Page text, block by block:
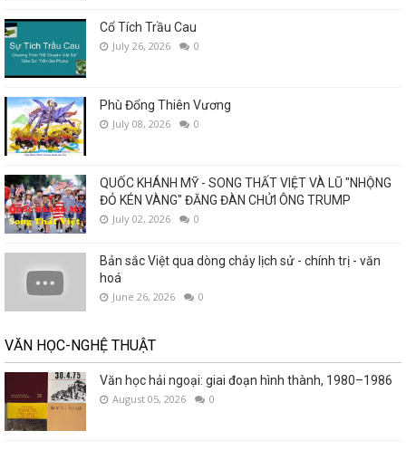
Cổ Tích Trầu Cau
July 26, 2026 0
Phù Đổng Thiên Vương
July 08, 2026 0
QUỐC KHÁNH MỸ - SONG THẤT VIỆT VÀ LŨ "NHỘNG
ĐỎ KÉN VÀNG" ĐĂNG ĐÀN CHỬI ÔNG TRUMP
July 02, 2026 0
Bản sắc Việt qua dòng chảy lịch sử - chính trị - văn
hoá
June 26, 2026 0
VĂN HỌC-NGHỆ THUẬT
Văn học hải ngoại: giai đoạn hình thành, 1980–1986
August 05, 2026 0